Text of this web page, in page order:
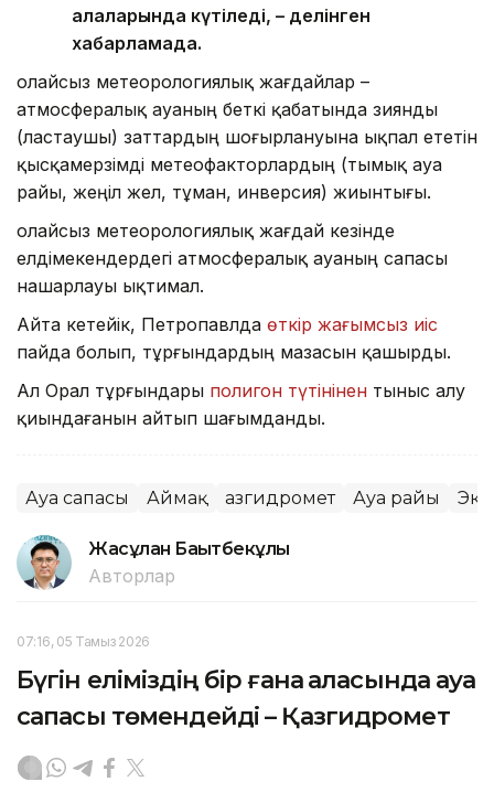
қалаларында күтіледі, – делінген
хабарламада.
Қолайсыз метеорологиялық жағдайлар –
атмосфералық ауаның беткі қабатында зиянды
(ластаушы) заттардың шоғырлануына ықпал ететін
қысқамерзімді метеофакторлардың (тымық ауа
райы, жеңіл жел, тұман, инверсия) жиынтығы.
Қолайсыз метеорологиялық жағдай кезінде
елдімекендердегі атмосфералық ауаның сапасы
нашарлауы ықтимал.
Айта кетейік, Петропавлда өткір жағымсыз иіс
пайда болып, тұрғындардың мазасын қашырды.
Ал Орал тұрғындары полигон түтінінен тыныс алу
қиындағанын айтып шағымданды.
Ауа сапасы Аймақ Қазгидромет Ауа райы
Жасұлан Бақытбекұлы
Авторлар
07:16, 05 Тамыз 2026
Бүгін еліміздің бір ғана қаласында ауа
сапасы төмендейді – Қазгидромет